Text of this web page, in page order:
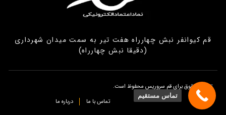
قم کیوانفر نبش چهارراه هفت تیر به سمت میدان شهرداری
(دقیقا نبش چهارراه)
تمامی حقوق برای قم سروریس محفوظ است.
تماس با ما
درباره ما
تماس مستقیم